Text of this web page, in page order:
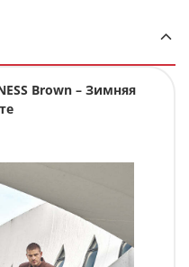
Brown – Зимняя